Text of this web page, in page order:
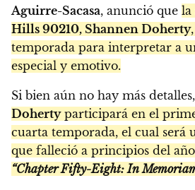
Aguirre-Sacasa, anunció que la
Hills 90210, Shannen Doherty
temporada para interpretar a
especial y emotivo.
Si bien aún no hay más detalles,
Dohertyparticipará en el
cuarta temporada, el cual será
que falleció a principios del
“Chapter Fifty-Eight: In